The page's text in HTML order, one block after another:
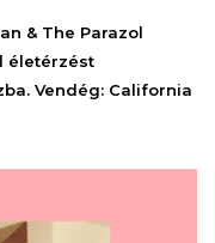
& The Parazol
életérzést
Vendég: California